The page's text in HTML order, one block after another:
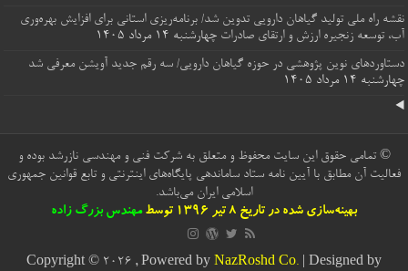
نقشه راه ملی تولید گیاهان دارویی تدوین شد/ برنامه‌ریزی استانی برای افزایش بهره‌وری
آب، توسعه زنجیره ارزش و ارتقای صادرات چهارشنبه ۱۴ مرداد ۱۴۰۵
دستاوردهای نوین پژوهشی در حوزه گیاهان دارویی/ سه رقم جدید آویشن معرفی شد
چهارشنبه ۱۴ مرداد ۱۴۰۵
© تمامی حقوق این سایت محفوظ و متعلق به شرکت فنی و مهندسی نازرشد بوده و
فعالیت آن مطابق با آیین نامه ستاد ساماندهی پایگاه‌های اینترنتی و تابع قوانین جمهوری
اسلامی ایران می‌باشد.
بهینه‌سازی شده در تاریخ 8 تیر 1396 توسط
مهندس بزرگ زاده
Copyright © 2026 , Powered byNazRoshd Co. | Designed by